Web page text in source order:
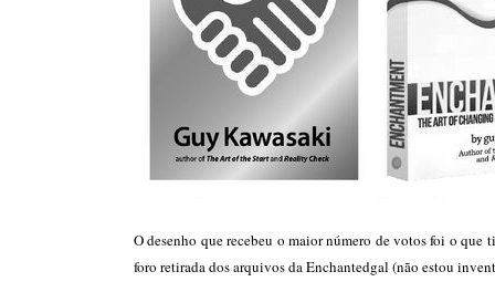
O desenho que recebeu o maior número de votos foi o
foro retirada dos arquivos da Enchantedgal (não estou